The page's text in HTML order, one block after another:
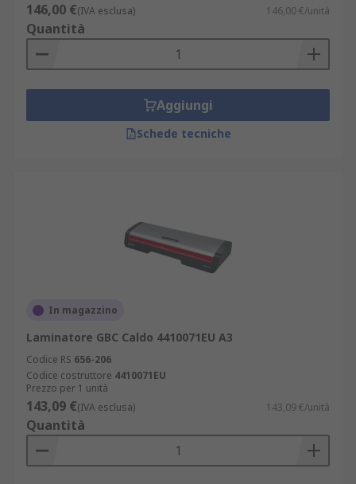
146,00 €(IVA esclusa) 146,00 €/unità
Quantità
Aggiungi
Schede tecniche
In magazzino
Laminatore GBC Caldo 4410071EU A3
Codice RS 656-206
Codice costruttore 4410071EU
Prezzo per 1 unità
143,09 €(IVA esclusa) 143,09 €/unità
Quantità